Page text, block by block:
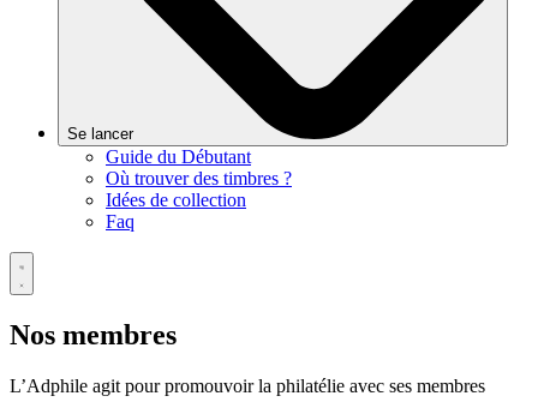
Se lancer
Guide du Débutant
Où trouver des timbres ?
Idées de collection
Faq
Nos membres
L’Adphile agit pour promouvoir la philatélie avec ses membres